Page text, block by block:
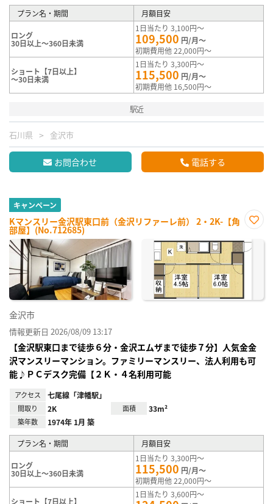
プラン名・期間 月額目安
ロング
30日以上～360日未満
1日当たり 3,100円～
109,500 円/月～
初期費用他 22,000円～
ショート【7日以上】
～30日未満
1日当たり 3,300円～
115,500 円/月～
初期費用他 16,500円～
駅近
石川県 金沢市
お問合わせ 電話する
キャンペーン
Kマンスリー金沢駅東口前（金沢リファーレ前） 2・2K-【角
部屋】(No.712685)
に入
り登
金沢市
情報更新日 2026/08/09 13:17
【金沢駅東口まで徒歩６分・金沢エムザまで徒歩７分】人気金金
沢マンスリーマンション。ファミリーマンスリー、法人利用も可
能♪ＰＣデスク完備【２Ｋ・４名利用可能
アクセス 七尾線「津幡駅」
間取り 2K 面積 33m²
築年数 1974年 1月 築
プラン名・期間 月額目安
ロング
30日以上～360日未満
1日当たり 3,300円～
115,500 円/月～
初期費用他 22,000円～
ショート【7日以上】
1日当たり 3,600円～